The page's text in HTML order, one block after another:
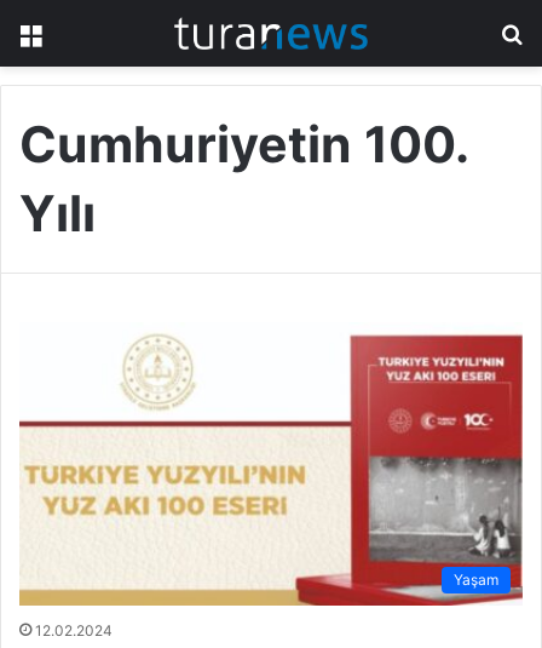
Cumhuriyetin 100.
Yılı
Yaşam
12.02.2024